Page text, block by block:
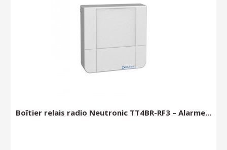
Boîtier relais radio Neutronic TT4BR-RF3 – Alarme...